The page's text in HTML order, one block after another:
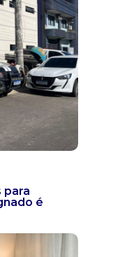
para
é